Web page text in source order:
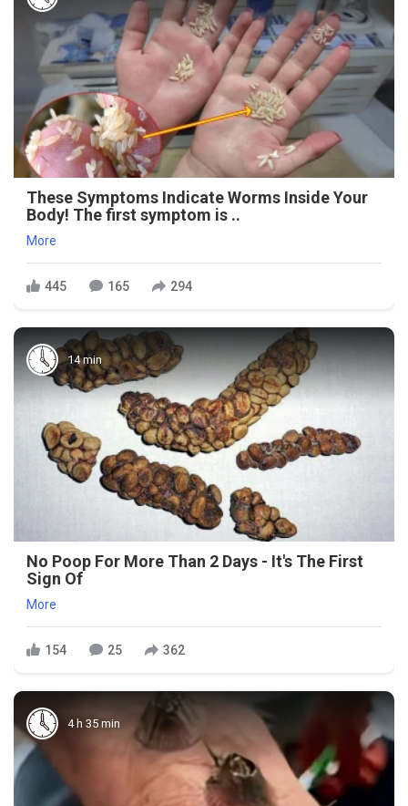
These Symptoms Indicate Worms Inside Your
Body! The first symptom is ..
More
445 165 294
14 min
No Poop For More Than 2 Days - It's The First
Sign Of
More
154 25 362
4 h 35 min